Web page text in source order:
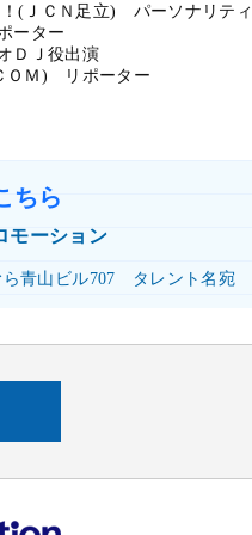
(ＪＣＮ足立) パーソナリティ
ーター
ＤＪ役出演
ＯＭ) リポーター
ちら
モーション
青山ビル707 タレント名宛